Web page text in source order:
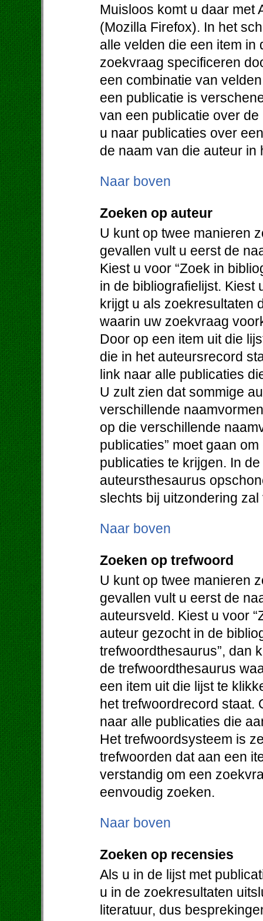
Muisloos komt u daar met
(Mozilla Firefox). In het
alle velden die een item
zoekvraag specificeren
een combinatie van
een publicatie is
van een publicatie over
u naar publicaties over
de naam van die auteur in
Naar boven
Zoeken op auteur
U kunt op twee manieren
gevallen vult u eerst de
Kiest u voor “Zoek in
in de bibliografielijst. Kiest
krijgt u als zoekresultaten
waarin uw zoekvraag
Door op een item uit die
die in het auteursrecord
link naar alle publicaties
U zult zien dat sommige
verschillende
op die verschillende
publicaties” moet gaan
publicaties te krijgen. In
auteursthesaurus
slechts bij uitzondering
Naar boven
Zoeken op trefwoord
U kunt op twee manieren
gevallen vult u eerst de
auteursveld. Kiest u voor
auteur gezocht in de
trefwoordthesaurus”, dan
de trefwoordthesaurus
een item uit die lijst te
het trefwoordrecord staat.
naar alle publicaties die
Het trefwoordsysteem is
trefwoorden dat aan een
verstandig om een
eenvoudig zoeken.
Naar boven
Zoeken op recensies
Als u in de lijst met
u in de zoekresultaten
literatuur, dus